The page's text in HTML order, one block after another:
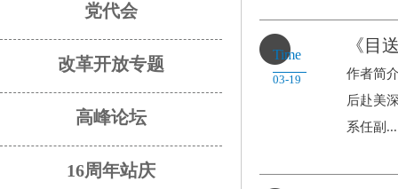
党代会
改革开放专题
高峰论坛
16周年站庆
Time
03-19
《目
作者简
后赴美
系任副...